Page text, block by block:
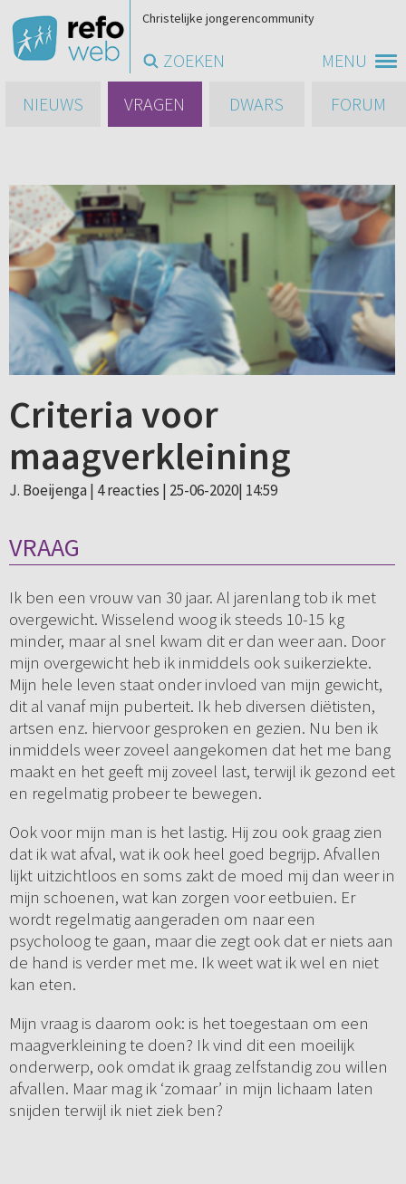
MENU
Christelijke jongerencommunity
ZOEKEN
NIEUWS
VRAGEN DWARS FORUM
Criteria voor
maagverkleining
J. Boeijenga | 4 reacties | 25-06-2020| 14:59
VRAAG
Ik ben een vrouw van 30 jaar. Al jarenlang tob ik met
overgewicht. Wisselend woog ik steeds 10-15 kg
minder, maar al snel kwam dit er dan weer aan. Door
mijn overgewicht heb ik inmiddels ook suikerziekte.
Mijn hele leven staat onder invloed van mijn gewicht,
dit al vanaf mijn puberteit. Ik heb diversen diëtisten,
artsen enz. hiervoor gesproken en gezien. Nu ben ik
inmiddels weer zoveel aangekomen dat het me bang
maakt en het geeft mij zoveel last, terwijl ik gezond eet
en regelmatig probeer te bewegen.
Ook voor mijn man is het lastig. Hij zou ook graag zien
dat ik wat afval, wat ik ook heel goed begrijp. Afvallen
lijkt uitzichtloos en soms zakt de moed mij dan weer in
mijn schoenen, wat kan zorgen voor eetbuien. Er
wordt regelmatig aangeraden om naar een
psycholoog te gaan, maar die zegt ook dat er niets aan
de hand is verder met me. Ik weet wat ik wel en niet
kan eten.
Mijn vraag is daarom ook: is het toegestaan om een
maagverkleining te doen? Ik vind dit een moeilijk
onderwerp, ook omdat ik graag zelfstandig zou willen
afvallen. Maar mag ik ‘zomaar’ in mijn lichaam laten
snijden terwijl ik niet ziek ben?